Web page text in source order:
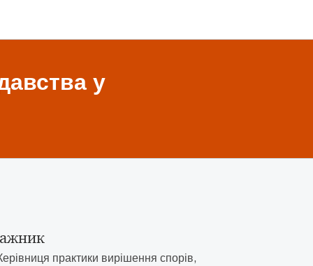
у
практики вирішення спорів,